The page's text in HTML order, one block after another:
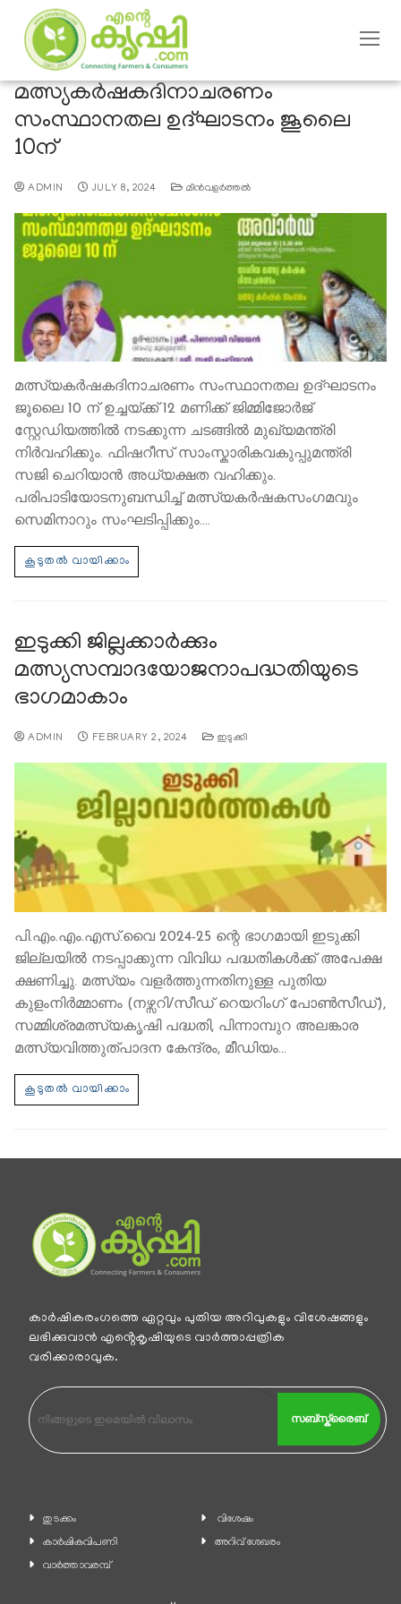
മത്സ്യകർഷകദിനാചരണം
സംസ്ഥാനതല ഉദ്ഘാടനം ജൂലൈ
10ന്
ADMIN JULY 8, 2024 മീന്‍വളര്‍ത്തല്‍
മത്സ്യകർഷകദിനാചരണം സംസ്ഥാനതല ഉദ്ഘാടനം
ജൂലൈ 10 ന് ഉച്ചയ്ക്ക് 12 മണിക്ക് ജിമ്മിജോർജ്
സ്റ്റേഡിയത്തിൽ നടക്കുന്ന ചടങ്ങിൽ മുഖ്യമന്ത്രി
നിർവഹിക്കും. ഫിഷറീസ് സാംസ്കാരികവകുപ്പുമന്ത്രി
സജി ചെറിയാൻ അധ്യക്ഷത വഹിക്കും.
പരിപാടിയോടനുബന്ധിച്ച് മത്സ്യകർഷകസംഗമവും
സെമിനാറും സംഘടിപ്പിക്കും.…
ഇടുക്കി ജില്ലക്കാര്‍ക്കും
മത്സ്യസമ്പാദയോജനാപദ്ധതിയുടെ
ഭാഗമാകാം
ADMIN FEBRUARY 2, 2024 ഇടുക്കി
പി.എം.എം.എസ്.വൈ 2024-25 ന്റെ ഭാഗമായി ഇടുക്കി
ജില്ലയില്‍ നടപ്പാക്കുന്ന വിവിധ പദ്ധതികള്‍ക്ക് അപേക്ഷ
ക്ഷണിച്ചു. മത്സ്യം വളര്‍ത്തുന്നതിനുള്ള പുതിയ
കുളംനിര്‍മ്മാണം (നഴ്സറി/സീഡ് റെയറിംഗ് പോണ്‍സീഡ്),
സമ്മിശ്രമത്സ്യകൃഷി പദ്ധതി, പിന്നാമ്പുറ അലങ്കാര
മത്സ്യവിത്തുത്പാദന കേന്ദ്രം, മീഡിയം…
കാര്‍ഷികരംഗത്തെ ഏറ്റവും പുതിയ അറിവുകളും വിശേഷങ്ങളും
ലഭിക്കുവാന്‍ എൻ്റെകൃഷിയുടെ വാര്‍ത്താപ്പത്രിക
വരിക്കാരാവുക.
സബ്സ്ക്രൈബ്
തുടക്കം
കാ‍ർഷികവിപണി
വാര്‍ത്താവരമ്പ്
വിശേഷം
അറിവ് ശേഖരം